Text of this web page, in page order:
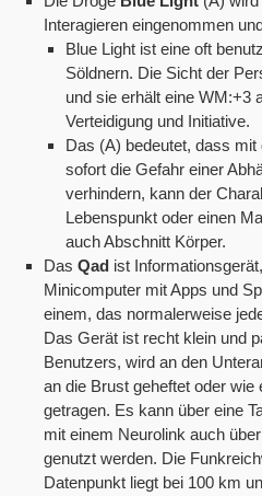
Interagieren eingenommen
Blue Light ist eine oft
Söldnern. Die Sicht der
und sie erhält eine WM:+3
Verteidigung und Initiative.
Das (A) bedeutet, dass
sofort die Gefahr einer
verhindern, kann der
Lebenspunkt oder einen
auch Abschnitt Körper.
Das Qad ist
Minicomputer mit Apps und
einem, das normalerweise
Das Gerät ist recht klein und
Benutzers, wird an den
an die Brust geheftet oder wie
getragen. Es kann über eine
mit einem Neurolink auch
genutzt werden. Die
Datenpunkt liegt bei 100 km